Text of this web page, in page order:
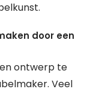
door een
ontwerp te
Veel